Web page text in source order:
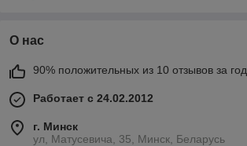
О нас
90% положительных из 10 отзывов за год
Работает с 24.02.2012
г. Минск
ул, Матусевича, 35, Минск, Беларусь